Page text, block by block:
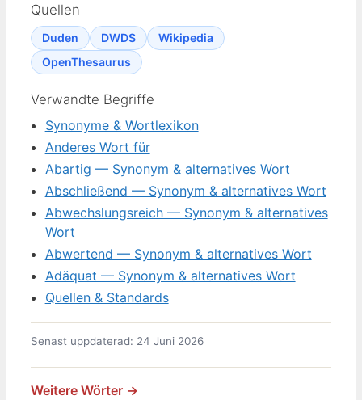
Quellen
Duden DWDS
Wikipedia
OpenThesaurus
Verwandte Begriffe
Synonyme & Wortlexikon
Anderes Wort für
Abartig — Synonym & alternatives Wort
Abschließend — Synonym & alternatives Wort
Abwechslungsreich — Synonym & alternatives
Wort
Abwertend — Synonym & alternatives Wort
Adäquat — Synonym & alternatives Wort
Quellen & Standards
Senast uppdaterad: 24 Juni 2026
Weitere Wörter →